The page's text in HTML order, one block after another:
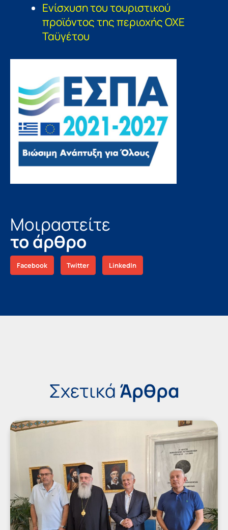
Ενίσχυση του τουριστικού
προϊόντος της περιοχής ΟΧΕ
Ταϋγέτου
Μοιραστείτε
το άρθρο
Facebook Twitter LinkedIn
Σχετικά Άρθρα